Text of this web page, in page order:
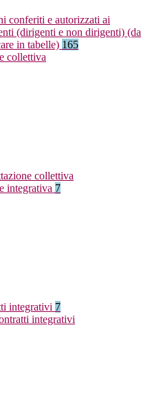
conferiti e autorizzati ai
(dirigenti e non dirigenti) (da
in tabelle) 165
collettiva
collettiva
integrativa 7
integrativi 7
integrativi